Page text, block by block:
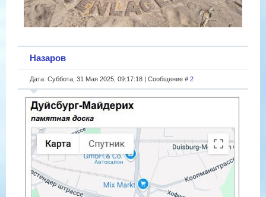
Назаров
Дата: Суббота, 31 Мая 2025, 09:17:18 | Сообщение # 2